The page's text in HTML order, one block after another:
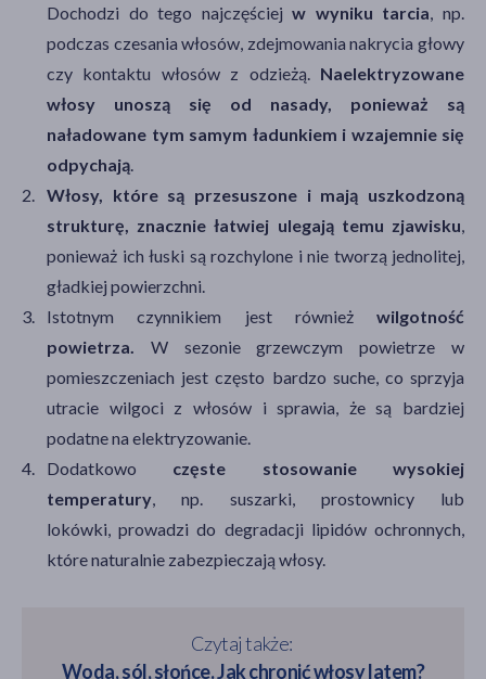
Dochodzi do tego najczęściejw wyniku tarcia , np.
podczas czesania włosów, zdejmowania nakrycia głowy
czy kontaktu włosów z odzieżą. Naelektryzowane
włosy unoszą się od nasady, ponieważ są
naładowane tym samym ładunkiem i wzajemnie się
odpychają
Włosy, które są przesuszone i mają uszkodzoną
strukturę, znacznie łatwiej ulegają temu zjawisku
ponieważ ich łuski są rozchylone i nie tworzą jednolitej,
gładkiej powierzchni.
Istotnym czynnikiem jest również wilgotność
powietrza.
W sezonie grzewczym powietrze w
pomieszczeniach jest często bardzo suche, co sprzyja
utracie wilgoci z włosów i sprawia, że są bardziej
podatne na elektryzowanie.
Dodatkowo częste stosowanie wysokiej
temperatury , np. suszarki, prostownicy lub
lokówki, prowadzi do degradacji lipidów ochronnych,
które naturalnie zabezpieczają włosy.
Czytaj także:
Woda, sól, słońce. Jak chronić włosy latem?